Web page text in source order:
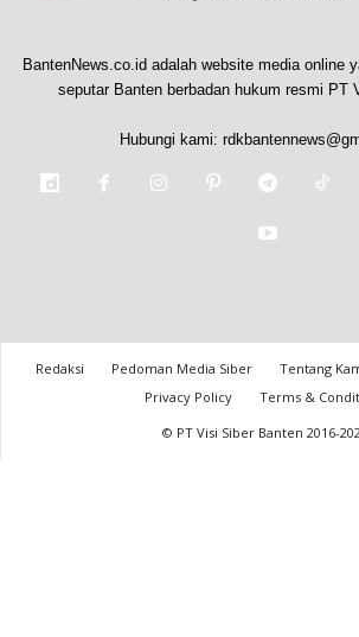
BantenNews.co.id adalah website media online
seputar Banten berbadan hukum resmi PT
Hubungi kami:
Redaksi Pedoman Media Siber Tentang
Privacy Policy
Terms &
© PT Visi Siber Banten 2016-